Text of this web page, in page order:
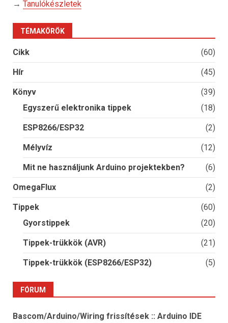
→ Tanulókészletek
TÉMAKÖRÖK
Cikk (60)
Hír (45)
Könyv
(39)
Egyszerű elektronika tippek
(18)
ESP8266/ESP32 (2)
Mélyvíz (12)
Mit ne használjunk Arduino projektekben? (6)
OmegaFlux (2)
Tippek
(60)
Gyorstippek
(20)
Tippek-trükkök (AVR) (21)
Tippek-trükkök (ESP8266/ESP32) (5)
FÓRUM
Bascom/Arduino/Wiring frissítések :: Arduino IDE